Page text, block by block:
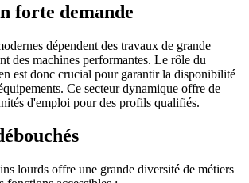
forte demande
dépendent des travaux de grande
des machines performantes. Le rôle du
est donc crucial pour garantir la disponibilité
Ce secteur dynamique offre de
d'emploi pour des profils qualifiés.
lourds offre une grande diversité de métiers